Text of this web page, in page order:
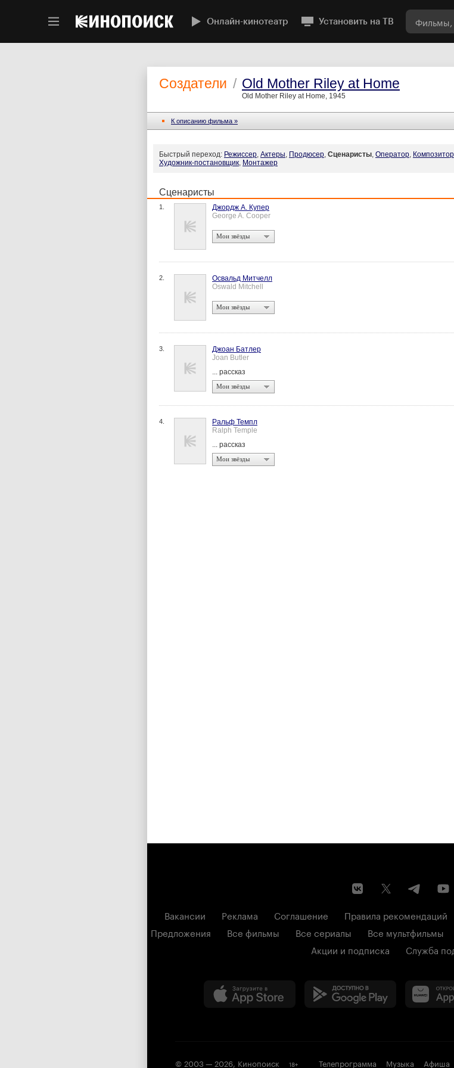
Онлайн-кинотеатр Установить на ТВ
Создатели / Old Mother Riley at Home
Old Mother Riley at Home, 1945
К описанию фильма »
Быстрый переход: Режиссер, Актеры, Продюсер, Сценаристы, Оператор, Композитор
Художник-постановщик, Монтажер
Сценаристы
1.
Джордж А. Купер
George A. Cooper
Мои звёзды
2.
Освальд Митчелл
Oswald Mitchell
Мои звёзды
3.
Джоан Батлер
Joan Butler
... рассказ
Мои звёзды
4.
Ральф Темпл
Ralph Temple
... рассказ
Мои звёзды
Вакансии Реклама Соглашение Правила рекомендаций
Предложения
Все фильмы Все сериалы Все мультфильмы
Акции и подписка
Служба
© 2003 — 2026, Кинопоиск 18+ Телепрограмма Музыка Афиша